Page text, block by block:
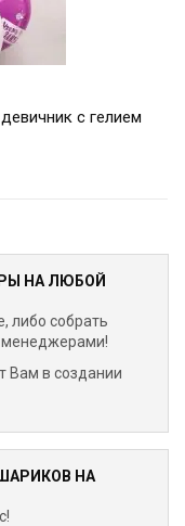
с гелием
НА ЛЮБОЙ
либо собрать
менеджерами!
Вам в создании
НА